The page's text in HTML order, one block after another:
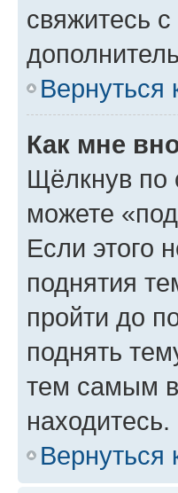
свяжитесь
Вернуться
Как мне
Щёлкнув по
можете
Если этого
поднятия
пройти до
поднять
тем самым
находитесь.
Вернуться